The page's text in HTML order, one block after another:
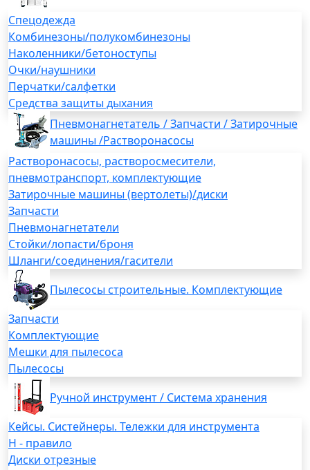
Спецодежда
Комбинезоны/полукомбинезоны
Наколенники/бетоноступы
Очки/наушники
Перчатки/салфетки
Средства защиты дыхания
Пневмонагнетатель / Запчасти / Затирочные
машины /Растворонасосы
Растворонасосы, растворосмесители,
пневмотранспорт, комплектующие
Затирочные машины (вертолеты)/диски
Запчасти
Пневмонагнетатели
Стойки/лопасти/броня
Шланги/соединения/гасители
Пылесосы строительные. Комплектующие
Запчасти
Комплектующие
Мешки для пылесоса
Пылесосы
Ручной инструмент / Система хранения
Кейсы. Систейнеры. Тележки для инструмента
H - правило
Диски отрезные